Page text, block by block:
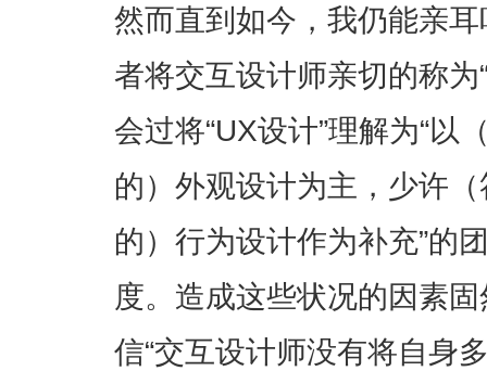
然而直到如今，我仍能亲
者将交互设计师亲切的称
会过将“UX设计”理解为“以
的）外观设计为主，少许
的）行为设计作为补充”的
度。造成这些状况的因素
信“交互设计师没有将自身